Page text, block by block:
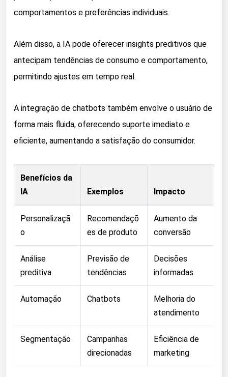
comportamentos e preferências individuais.
Além disso, a IA pode oferecer insights preditivos que
antecipam tendências de consumo e comportamento,
permitindo ajustes em tempo real.
A integração de chatbots também envolve o usuário de
forma mais fluida, oferecendo suporte imediato e
eficiente, aumentando a satisfação do consumidor.
Benefícios da
IA
Exemplos Impacto
Personalizaçã
o
Recomendaçõ
es de produto
Aumento da
conversão
Análise
preditiva
Previsão de
tendências
Decisões
informadas
Automação Chatbots
Melhoria do
atendimento
Segmentação
Campanhas
direcionadas
Eficiência de
marketing